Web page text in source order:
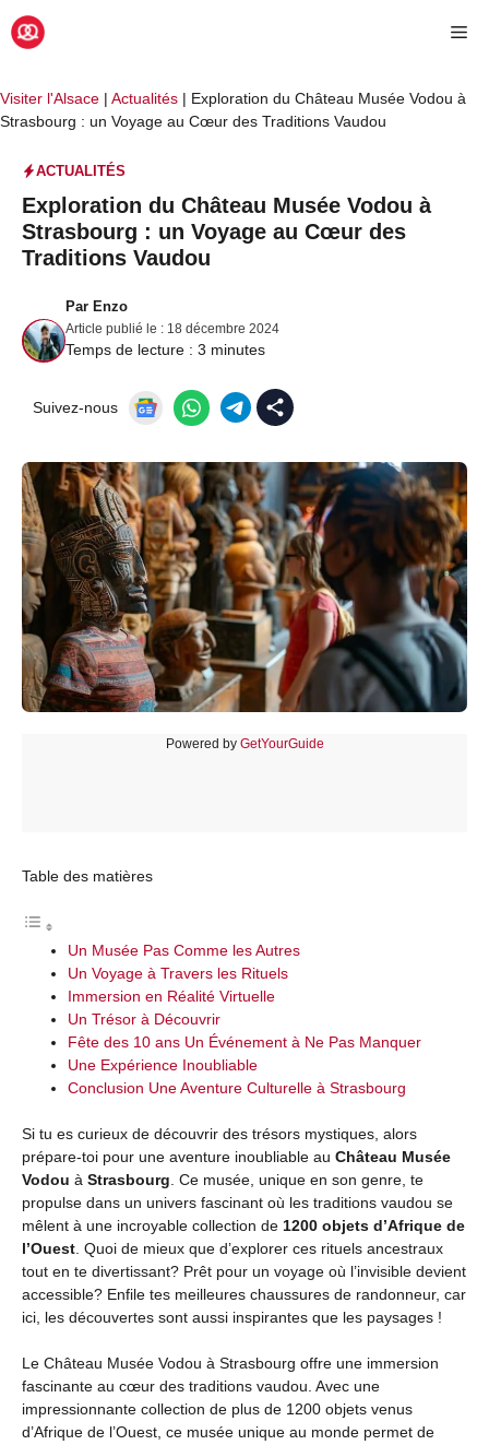
Aller
au
Visiter l'Alsace | Actualités | Exploration du Château Musée Vodou à
Strasbourg : un Voyage au Cœur des Traditions Vaudou
ACTUALITÉS
Exploration du Château Musée Vodou à
Strasbourg : un Voyage au Cœur des
Traditions Vaudou
Par Enzo
Article publié le : 18 décembre 2024
Temps de lecture : 3 minutes
Suivez-nous
Powered by GetYourGuide
Table des matières
Un Musée Pas Comme les Autres
Un Voyage à Travers les Rituels
Immersion en Réalité Virtuelle
Un Trésor à Découvrir
Fête des 10 ans Un Événement à Ne Pas Manquer
Une Expérience Inoubliable
Conclusion Une Aventure Culturelle à Strasbourg
Si tu es curieux de découvrir des trésors mystiques, alors
prépare-toi pour une aventure inoubliable au Château Musée
Vodou à Strasbourg. Ce musée, unique en son genre, te
propulse dans un univers fascinant où les traditions vaudou se
mêlent à une incroyable collection de 1200 objets d’Afrique de
l’Ouest. Quoi de mieux que d’explorer ces rituels ancestraux
tout en te divertissant? Prêt pour un voyage où l’invisible devient
accessible? Enfile tes meilleures chaussures de randonneur, car
ici, les découvertes sont aussi inspirantes que les paysages !
Le Château Musée Vodou à Strasbourg offre une immersion
fascinante au cœur des traditions vaudou. Avec une
impressionnante collection de plus de 1200 objets venus
d’Afrique de l’Ouest, ce musée unique au monde permet de